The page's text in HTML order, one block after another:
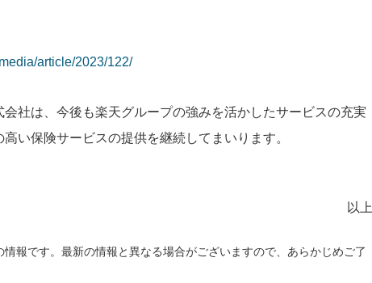
article/2023/122/
社は、今後も楽天グループの強みを活かしたサービスの充実
い保険サービスの提供を継続してまいります。
以上
報です。最新の情報と異なる場合がございますので、あらかじめご了